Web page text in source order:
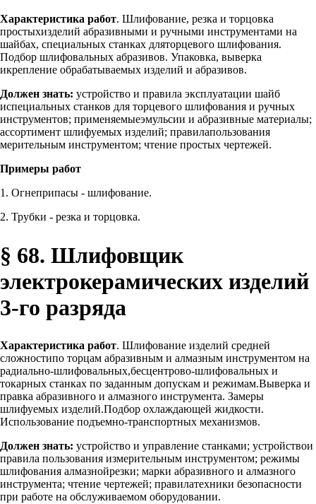
Характеристика работ. Шлифование, резка и торцовка
простыхизделий абразивными и ручными инструментами на
шайбах, специальных станках дляторцевого шлифования.
Подбор шлифовальных абразивов. Упаковка, выверка
икрепление обрабатываемых изделий и абразивов.
Должен знать: устройство и правила эксплуатации шайб
испециальных станков для торцевого шлифования и ручных
инструментов; применяемыеэмульсии и абразивные материалы;
ассортимент шлифуемых изделий; правилапользования
мерительным инструментом; чтение простых чертежей.
Примеры работ
1. Огнеприпасы - шлифование.
2. Трубки - резка и торцовка.
§ 68. Шлифовщик
электрокерамических изделий
3-го разряда
Характеристика работ. Шлифование изделий средней
сложностипо торцам абразивным и алмазным инструментом на
радиально-шлифовальных,бесцентрово-шлифовальных и
токарных станках по заданным допускам и режимам.Выверка и
правка абразивного и алмазного инструмента. Замеры
шлифуемых изделий.Подбор охлаждающей жидкости.
Использование подъемно-транспортных механизмов.
Должен знать: устройство и управление станками; устройствои
правила пользования измерительным инструментом; режимы
шлифования алмазнойрезки; марки абразивного и алмазного
инструмента; чтение чертежей; правилатехники безопасности
при работе на обслуживаемом оборудовании.